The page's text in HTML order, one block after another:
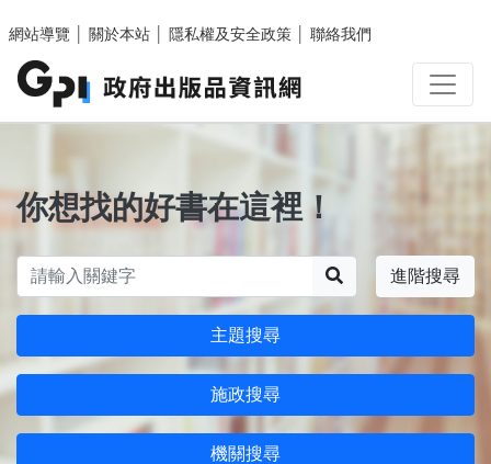
網站導覽
關於本站 隱私權及安全政策 聯絡我們
你想找的好書在這裡！
進階搜尋
主題搜尋
施政搜尋
機關搜尋